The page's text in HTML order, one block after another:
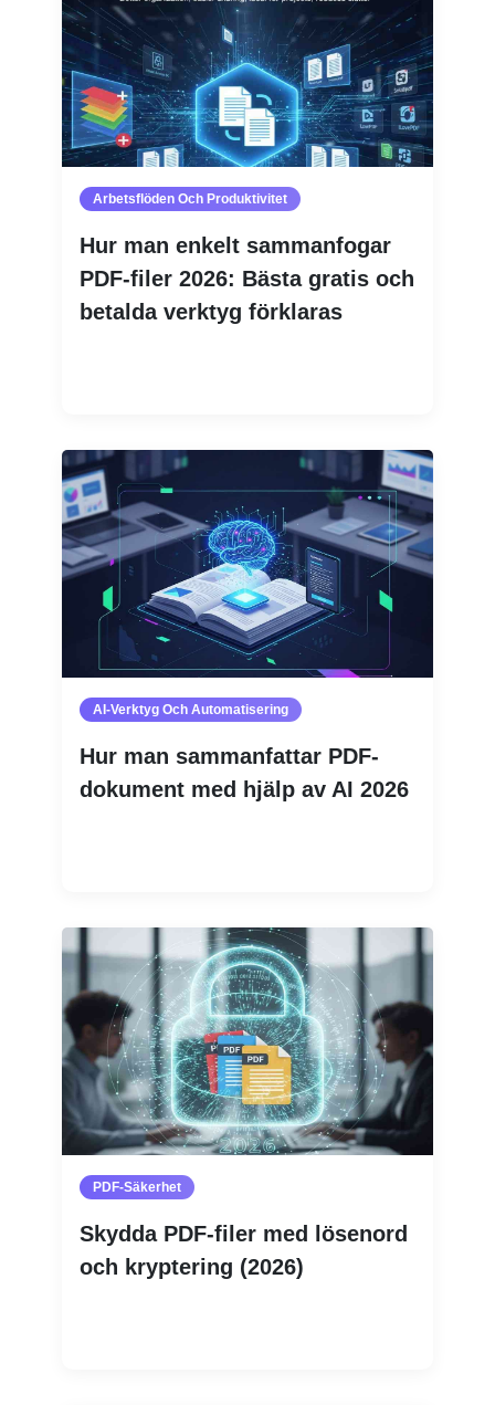
Arbetsflöden Och Produktivitet
Hur man enkelt sammanfogar
PDF-filer 2026: Bästa gratis och
betalda verktyg förklaras
AI-Verktyg Och Automatisering
Hur man sammanfattar PDF-
dokument med hjälp av AI 2026
PDF-Säkerhet
Skydda PDF-filer med lösenord
och kryptering (2026)